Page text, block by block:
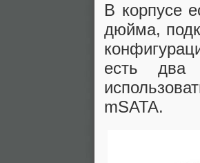
В корпусе
дюйма,
есть два
mSATA.